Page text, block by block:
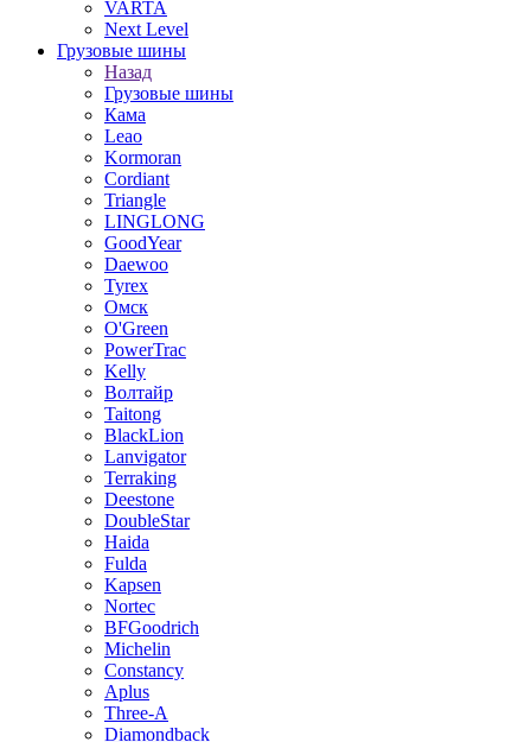
VARTA
Next Level
Грузовые шины
Назад
Грузовые шины
Кама
Leao
Kormoran
Cordiant
Triangle
LINGLONG
GoodYear
Daewoo
Tyrex
Омск
O'Green
PowerTrac
Kelly
Волтайр
Taitong
BlackLion
Lanvigator
Terraking
Deestone
DoubleStar
Haida
Fulda
Kapsen
Nortec
BFGoodrich
Michelin
Constancy
Aplus
Three-A
Diamondback